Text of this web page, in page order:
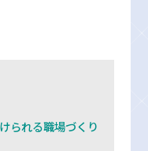
られる職場づくり